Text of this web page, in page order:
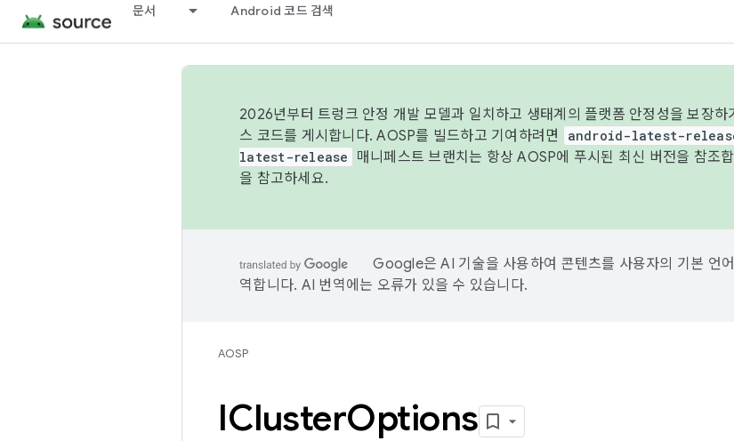
문서 Android 코드 검색
2026년부터 트렁크 안정 개발 모델과 일치하고 생태계의 플랫폼 안정성을 보장
스 코드를 게시합니다. AOSP를 빌드하고 기여하려면
android-latest-
latest-release
매니페스트 브랜치는 항상 AOSP에 푸시된 최신 버전을 참조
을 참고하세요.
Google은 AI 기술을 사용하여 콘텐츠를 사용자의 기본 언
역합니다. AI 번역에는 오류가 있을 수 있습니다.
AOSP
IClusterOptions